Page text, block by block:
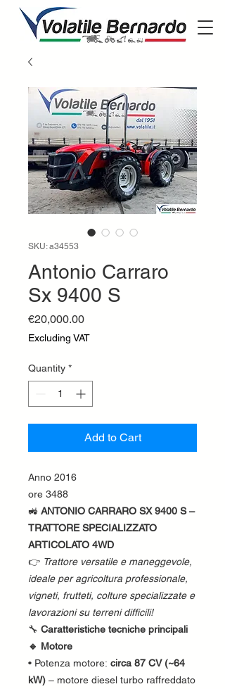
SKU: a34553
Antonio Carraro
Sx 9400 S
€20,000.00Price
Excluding VAT
Quantity *
Add to Cart
Anno 2016
ore 3488
🚜 ANTONIO CARRARO SX 9400 S –
TRATTORE SPECIALIZZATO
ARTICOLATO 4WD
👉 Trattore versatile e maneggevole,
ideale per agricoltura professionale,
vigneti, frutteti, colture specializzate e
lavorazioni su terreni difficili!
🔧 Caratteristiche tecniche principali
🔹 Motore
• Potenza motore: circa 87 CV (~64
kW) – motore diesel turbo raffreddato